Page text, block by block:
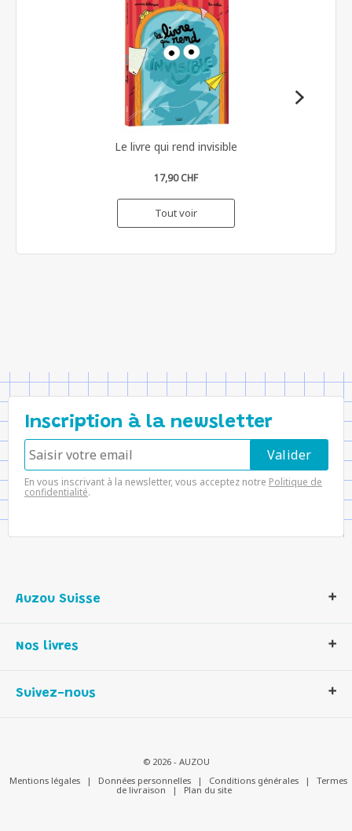
Le livre qui rend invisible
17,90 CHF
Tout voir
Inscription à la newsletter
En vous inscrivant à la newsletter, vous acceptez notre Politique de
confidentialité.
Auzou Suisse
Notre histoire
Contactez-nous
Nos livres
Livres enfants
Suivez-nous
© 2026 - AUZOU
Mentions légales
| Données personnelles | Conditions générales |
Termes
de livraison
| Plan du site